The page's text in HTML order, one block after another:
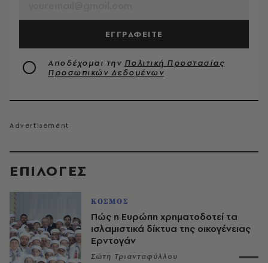
EΠΙΛΟΓΈΣ
ΚΟΣΜΟΣ
Πώς η Ευρώπη χρηματοδοτεί τα
ισλαμιστικά δίκτυα της οικογένειας
Ερντογάν
Σώτη Τριανταφύλλου
ΕΓΓΡΑΦΕΙΤΕ
Αποδέχομαι την Πολιτική Προστασίας
Προσωπικών Δεδομένων